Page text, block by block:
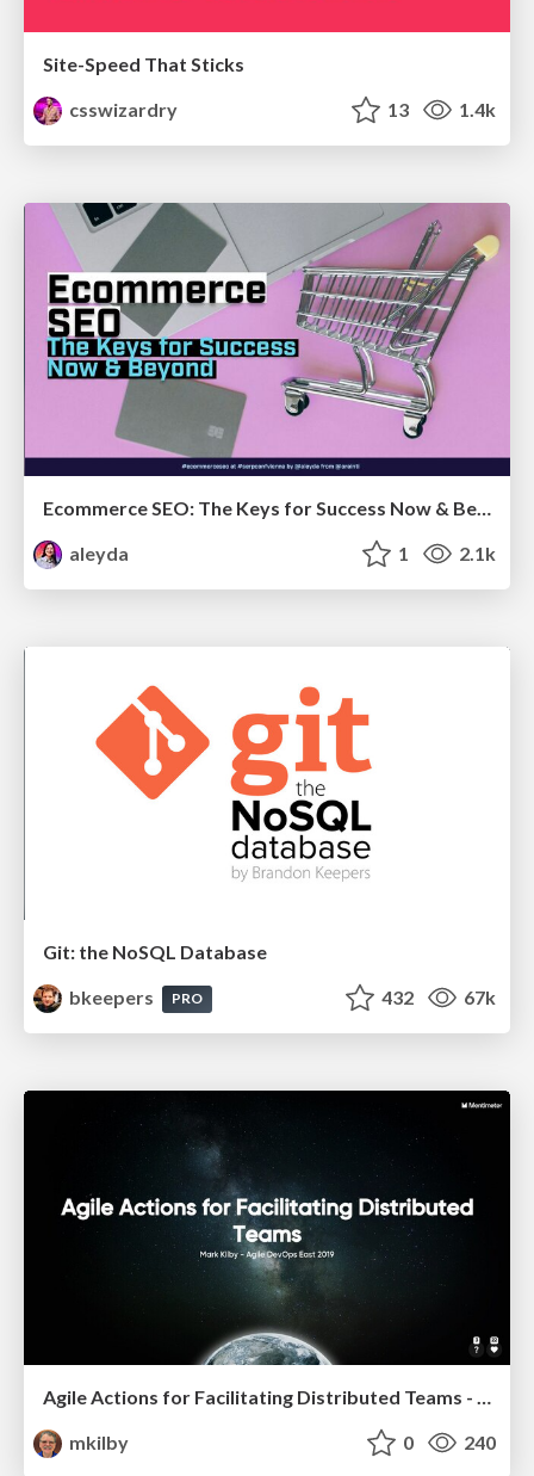
Site-Speed That Sticks
csswizardry
13 1.4k
Ecommerce SEO: The Keys for Success Now & Beyond - #SERPConf2024
aleyda
1 2.1k
Git: the NoSQL Database
bkeepers
PRO 432 67k
Agile Actions for Facilitating Distributed Teams - ADO2019
mkilby
0 240